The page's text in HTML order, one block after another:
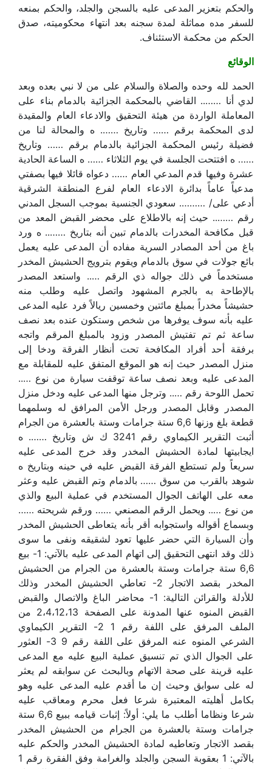
والحكم بتعزير المدعى عليه بالسجن والجلد، والحكم بمنعه
للسفر مده مماثلة لمدة سجنه بعد انتهاء محكوميته، صدق
الحكم من محكمة الاستئناف.
الوقائع
الحمد لله وحده والصلاة والسلام على من لا نبي بعده وبعد
لدي أنا …….. القاضي بالمحكمة الجزائية بالدمام بناء على
المعاملة الواردة من هيئة التحقيق والادعاء العام والمقيدة
لدى المحكمة برقم …… وتاريخ ……. ه والمحالة لنا من
فضيلة رئيس المحكمة الجزائية بالدمام برقم …… وتاريخ
…… ه افتتحت الجلسة في يوم الثلاثاء …… ه الساعة الحادية
عشرة وفيها قدم المدعي العام …… دعواه قائلا فيها بصفتي
مدعياً عاماً بدائرة الادعاء العام لفرع المنطقة الشرقية
أدعي على/ ………. سعودي الجنسية بموجب السجل المدني
رقم …….. حيث إنه بالاطلاع على محضر القبض المعد من
قبل مكافحة المخدرات بالدمام تبين أنه بتاريخ …….. ه ورد
باغ من أحد المصادر السرية مفاده أن المدعى عليه يعمل
بائع جولات في سوق بالدمام ويقوم بترويج الحشيش المخدر
مستخدماً في ذلك جواله ذي الرقم ….. واستعد المصدر
بالإطاحة به بالجرم المشهود واتصل عليه وطلب منه
حشيشاً مخدراً بمبلغ مائتين وخمسين ريالاً فرد عليه المدعى
عليه بأنه سوف يوفرها من شخص وستكون عنده بعد نصف
ساعة ثم تم تفتيش المصدر وزود بالمبلغ المرقم واتجه
برفقة أحد أفراد المكافحة تحت أنظار الفرقة ودخا إلى
منزل المصدر حيث إنه هو الموقع المتفق عليه للمقابلة مع
المدعى عليه وبعد نصف ساعة توقفت سيارة من نوع …..
تحمل اللوحة رقم ….. وترجل منها المدعى عليه ودخل منزل
المصدر وقابل المصدر ورجل الأمن المرافق له وسلمهما
قطعة بلغ وزنها 6,6 ستة جرامات وستة بالعشرة من الجرام
أثبت التقرير الكيماوي رقم 3241 ك ش وتاريخ ……. ه
ايجابيتها لمادة الحشيش المخدر وقد خرج المدعى عليه
سريعاً ولم تستطع الفرقة القبض عليه في حينه وبتاريخ ه
شوهد بالقرب من سوق …… بالدمام وتم القبض عليه وعثر
معه على الهاتف الجوال المستخدم في عملية البيع والذي
من نوع ….. ويحمل الرقم المصنعي …… ورقم شريحته ……
وبسماع أقواله واستجوابه أقر بأنه يتعاطى الحشيش المخدر
وأن السيارة التي حضر عليها تعود لشقيقه ونفى ما سوى
ذلك وقد انتهى التحقيق إلى اتهام المدعى عليه بالآتي: 1- بيع
6,6 ستة جرامات وستة بالعشرة من الجرام من الحشيش
المخدر بقصد الاتجار 2- تعاطي الحشيش المخدر وذلك
للأدلة والقرائن التالية: 1- محاضر الباغ والاتصال والقبض
القبض المنوه عنها المدونة على الصفحة 2،4،12،13 من
الملف المرفق على اللفة رقم 1 2- التقرير الكيماوي
الشرعي المنوه عنه المرفق على اللفة رقم 9 3- العثور
على الجوال الذي تم تنسيق عملية البيع عليه مع المدعى
عليه قرينة على صحة الاتهام وبالبحث عن سوابقه لم يعثر
له على سوابق وحيث إن ما أقدم عليه المدعى عليه وهو
بكامل أهليته المعتبرة شرعا فعل محرم ومعاقب عليه
شرعا ونظاما أطلب ما يلي: أولاً: إثبات قيامه ببيع 6,6 ستة
جرامات وستة بالعشرة من الجرام من الحشيش المخدر
بقصد الاتجار وتعاطيه لمادة الحشيش المخدر والحكم عليه
بالآتي: 1 بعقوبة السجن والجلد والغرامة وفق الفقرة رقم 1